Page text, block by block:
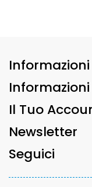
Informazioni
Informazioni
Il Tuo
Newsletter
Seguici